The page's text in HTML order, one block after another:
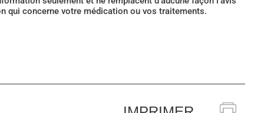
qui concerne votre médication ou vos traitements.